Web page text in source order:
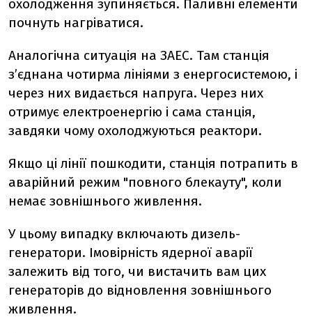
охолодження зупиняється. Паливні елементи
почнуть нагріватися.
Аналогічна ситуація на ЗАЕС. Там станція
з’єднана чотирма лініями з енергосистемою, і
через них видається напруга. Через них
отримує електроенергію і сама станція,
завдяки чому охолоджуються реактори.
Якщо ці лінії пошкодити, станція потрапить в
аварійний режим "повного блекауту", коли
немає зовнішнього живлення.
У цьому випадку включають дизель-
генератори. Імовірність ядерної аварії
залежить від того, чи вистачить вам цих
генераторів до відновлення зовнішнього
живлення.